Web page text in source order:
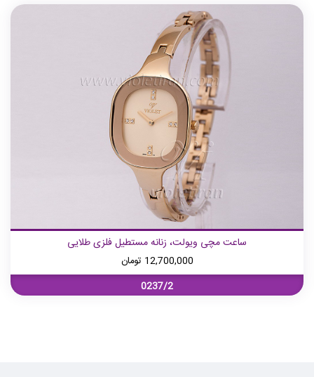
ساعت مچی ویولت، زنانه مستطیل فلزی طلایی
12,700,000 تومان
0237/2